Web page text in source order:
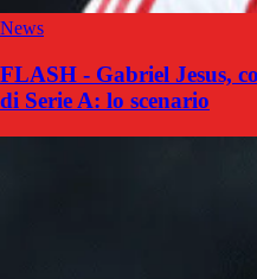
News
FLASH - Gabriel Jesus,
di Serie A: lo scenario